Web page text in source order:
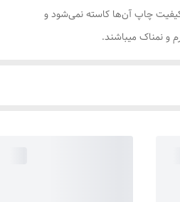
کیفیت چاپ آن‌ها کاسته نمی‌شود و
و نمناک میباشند.